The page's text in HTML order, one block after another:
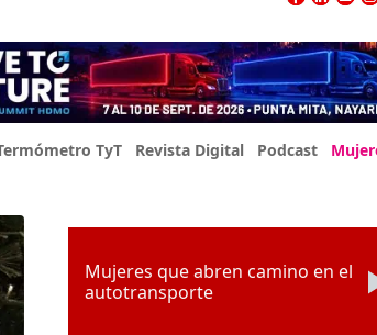
TyT Revista Digital Podcast
Mujeres que abren camino en el
autotransporte